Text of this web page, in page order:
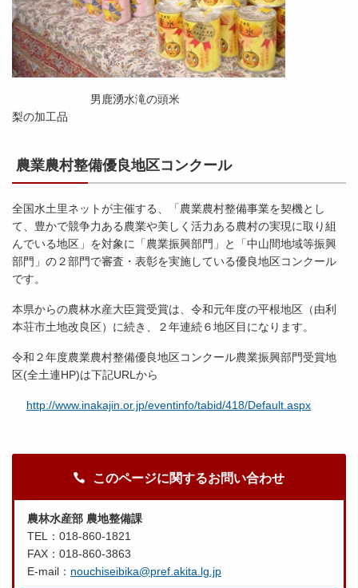
男鹿湧水滝の頭米
梨の加工品
農業農村整備優良地区コンクール
全国水土里ネットが主催する、「農業農村整備事業を契機とし
て、豊かで競争力ある農業や美しく活力ある農村の実現に取り組
んでいる地区」を対象に「農業振興部門」と「中山間地域等振興
部門」の２部門で審査・表彰を実施している優良地区コンクール
です。
本県からの農林水産大臣賞受賞は、令和元年度の平根地区（由利
本荘市土地改良区）に続き、２年連続６地区目になります。
令和２年度農業農村整備優良地区コンクール農業振興部門受賞地
区(全土連HP)は下記URLから
http://www.inakajin.or.jp/eventinfo/tabid/418/Default.aspx
このページに関するお問い合わせ
農林水産部 農地整備課
TEL：018-860-1821
FAX：018-860-3863
E-mail： nouchiseibika@pref.akita.lg.jp